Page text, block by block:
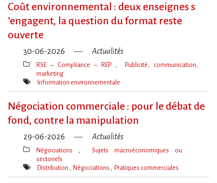
Coût environnemental : deux enseignes s​
‌’engagent, la question du format reste
ouverte
30-06-2026 Actualités
Thèmes(s)
RSE – Compliance – REP
Publicité, communication,
marketing
Mot(s)-
Information environnementale
Négociation commerciale : pour le débat de
fond, contre la manipulation
29-06-2026 Actualités
Thèmes(s)
Négociations
Sujets macroéconomiques ou
sectoriels
Mot(s)-
Distribution Négociations Pratiques commerciales